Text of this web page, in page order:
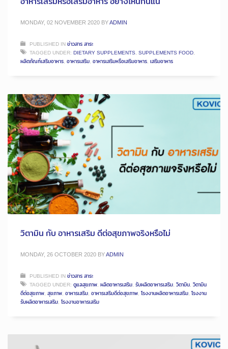
MONDAY, 02 NOVEMBER 2020 BYADMIN
PUBLISHED INข่าวสาร สาระ
TAGGED UNDER: DIETARY SUPPLEMENTS, SUPPLEMENTS FOOD,
ผลิตภัณฑ์เสริมอาหาร, อาหารเสริม, อาหารเสริมหรือเสริมอาหาร, เสริมอาหาร
วิตามิน กับ อาหารเสริม ดีต่อสุขภาพจริงหรือไม่
MONDAY, 26 OCTOBER 2020 BYADMIN
PUBLISHED INข่าวสาร สาระ
TAGGED UNDER: ดูแลสุขภาพ, ผลิตอาหารเสริม, รับผลิตอาหารเสริม, วิตามิน, วิตามิน
ดีต่อสุขภาพ, สุขภาพ, อาหารเสริม, อาหารเสริมดีต่อสุขภาพ, โรงงานผลิตอาหารเสริม, โรงงาน
รับผลิตอาหารเสริม, โรงงานอาหารเสริม